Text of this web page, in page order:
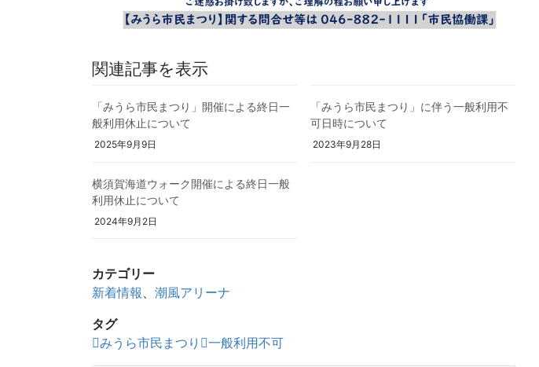
関連記事を表示
「みうら市民まつり」開催による終日一
般利用休止について
2025年9月9日
「みうら市民まつり」に伴う一般利用不
可日時について
2023年9月28日
横須賀海道ウォーク開催による終日一般
利用休止について
2024年9月2日
カテゴリー
新着情報 、 潮風アリーナ
タグ
みうら市民まつり
一般利用不可